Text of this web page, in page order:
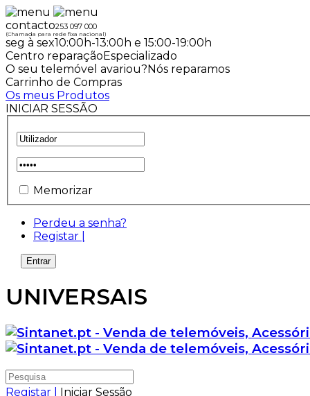
contacto253 097 000
(Chamada para rede fixa nacional)
seg à sex10:00h-13:00h e 15:00-19:00h
Centro reparaçãoEspecializado
O seu telemóvel avariou?Nós reparamos
Carrinho de Compras
Os meus Produtos
INICIAR SESSÃO
Memorizar
Perdeu a senha?
Registar |
UNIVERSAIS
Registar | Iniciar Sessão